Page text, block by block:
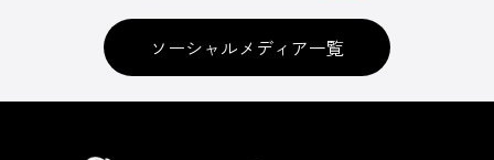
ソーシャルメディア一覧